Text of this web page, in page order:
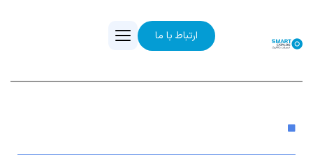
ارتباط با ما